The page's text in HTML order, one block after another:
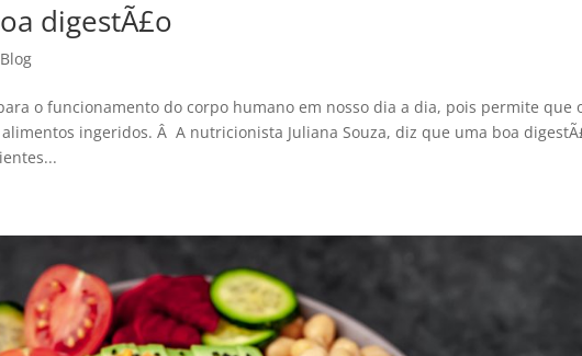
digestÃ£o
Blog
o funcionamento do corpo humano em nosso dia a dia, pois permite que
ingeridos. Â A nutricionista Juliana Souza, diz que uma boa